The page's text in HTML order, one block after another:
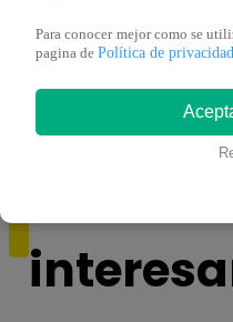
antes de Navidad?
Para conocer mejor como se
pagina de Política de privacidad